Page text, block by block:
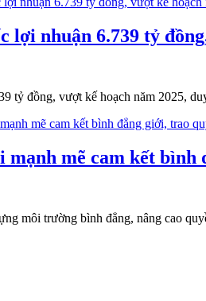
lợi nhuận 6.739 tỷ
tỷ đồng, vượt kế hoạch năm 2025,
mạnh mẽ cam kết bình
môi trường bình đẳng, nâng cao